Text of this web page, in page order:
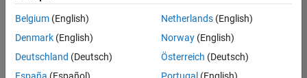
Belgium (English)
Denmark (English)
Deutschland (Deutsch)
Netherlands(English)
Norway(English)
Österreich (Deutsch)
Lutte anti-piratage
Contacts locaux
© 1994-2026 The MathWorks, Inc.